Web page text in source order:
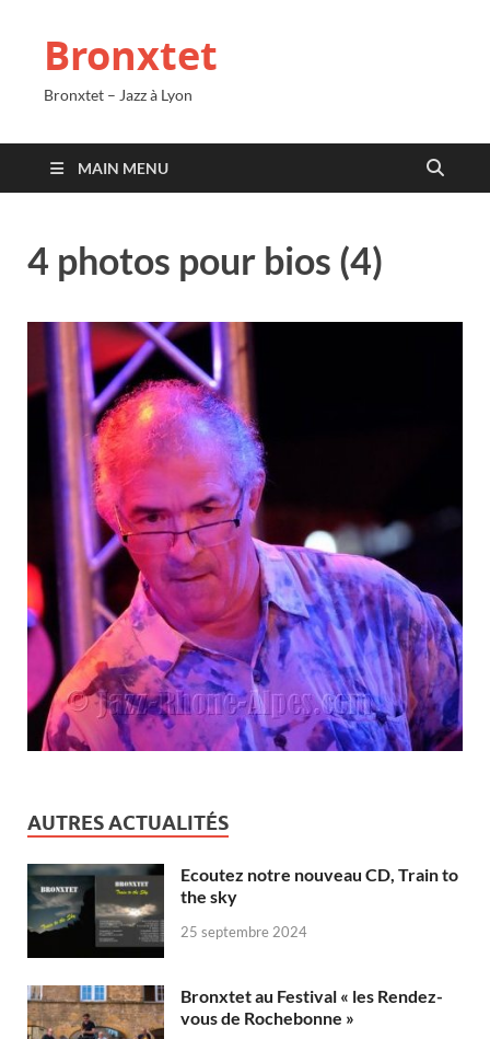
Bronxtet
Bronxtet – Jazz à Lyon
MAIN MENU
4 photos pour bios (4)
AUTRES ACTUALITÉS
Ecoutez notre nouveau CD, Train to
the sky
25 septembre 2024
Bronxtet au Festival « les Rendez-
vous de Rochebonne »